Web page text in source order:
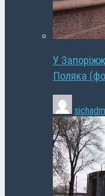
У
Поляка